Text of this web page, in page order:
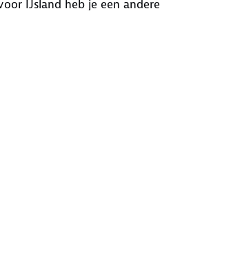
IJsland heb je een andere